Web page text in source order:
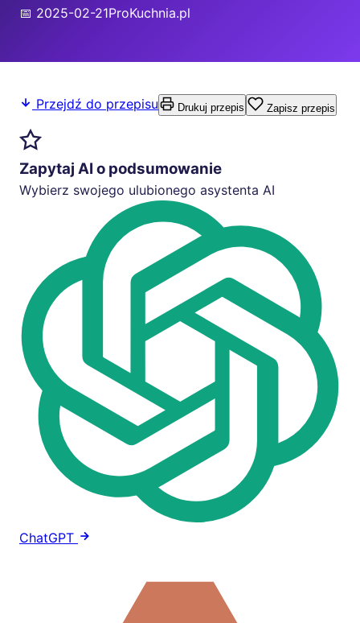
📅 2025-02-21ProKuchnia.pl
Przejdź do przepisu Drukuj przepis Zapisz przepis
Zapytaj AI o podsumowanie
Wybierz swojego ulubionego asystenta AI
ChatGPT